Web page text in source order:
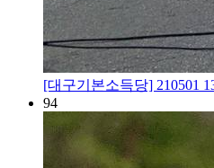
[대구기본소득당] 210501
94